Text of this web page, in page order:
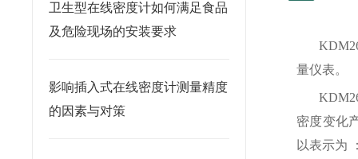
卫生型在线密度计如何满足食品
及危险现场的安装要求
影响插入式在线密度计测量精度
的因素与对策
量仪表。
密度变化
以表示为